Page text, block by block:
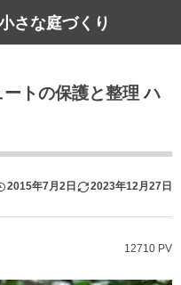
さな庭づくり
ートの保護と整理 ハ
2015年7月2日 2023年12月27日
12710 PV